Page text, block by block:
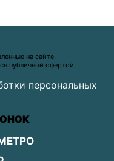
на сайте,
публичной офертой
персональных